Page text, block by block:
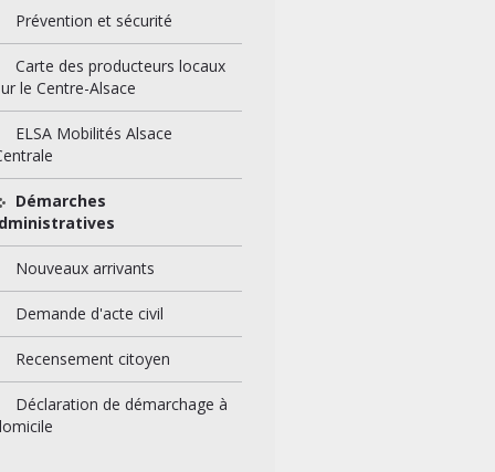
Prévention et sécurité
Carte des producteurs locaux
le Centre-Alsace
ELSA Mobilités Alsace
Démarches
Nouveaux arrivants
Demande d'acte civil
Recensement citoyen
Déclaration de démarchage à